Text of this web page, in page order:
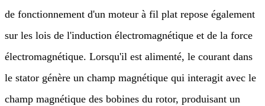
de fonctionnement d'un moteur à fil plat repose également
sur les lois de l'induction électromagnétique et de la force
électromagnétique. Lorsqu'il est alimenté, le courant dans
le stator génère un champ magnétique qui interagit avec le
champ magnétique des bobines du rotor, produisant un